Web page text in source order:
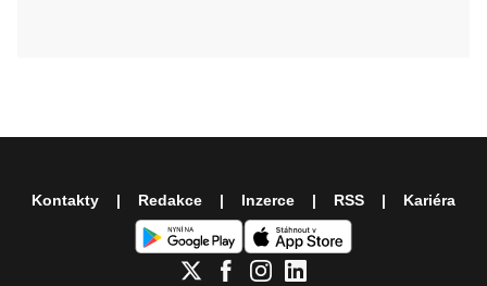
Kontakty Redakce Inzerce RSS Kariéra